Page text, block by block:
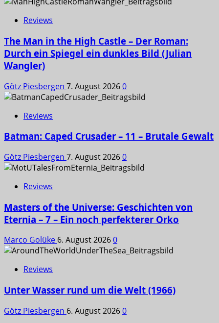
Reviews
The Man in the High Castle – Der Roman:
Durch ein Spiegel ein dunkles Bild (Julian
Wangler)
Götz Piesbergen 7. August 20260
Reviews
Batman: Caped Crusader – 11 – Brutale Gewalt
Götz Piesbergen 7. August 20260
Reviews
Masters of the Universe: Geschichten von
Eternia – 7 – Ein noch perfekterer Orko
Marco Golüke 6. August 20260
Reviews
Unter Wasser rund um die Welt (1966)
Götz Piesbergen 6. August 20260